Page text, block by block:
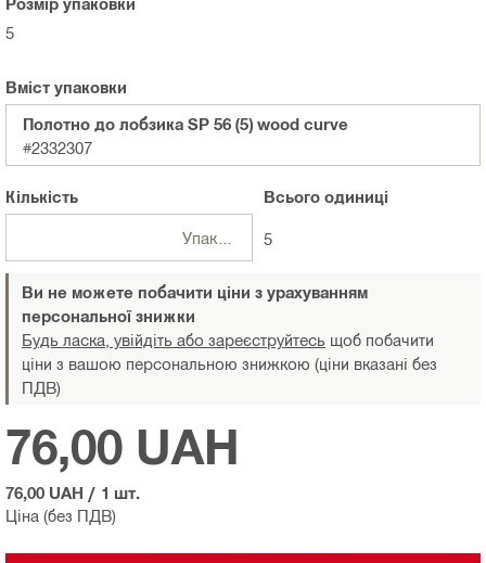
5
Вміст упаковки
Полотно до лобзика SP 56 (5) wood curve
#2332307
Кількість
Упаковки
Всьогоодиниці
5
Ви не можете побачити ціни з урахуванням
персональної знижки
Будь ласка, увійдіть або зареєструйтесь щоб побачити
ціни з вашою персональною знижкою (ціни вказані без
ПДВ)
Ціна (без ПДВ)
76,00 UAH
76,00 UAH / 1 шт.